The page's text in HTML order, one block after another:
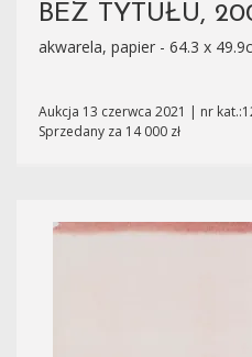
BEZ TYTUŁU,
akwarela, papier - 64.3 x
Aukcja 13 czerwca 2021 | nr
Sprzedany za 14 000 zł